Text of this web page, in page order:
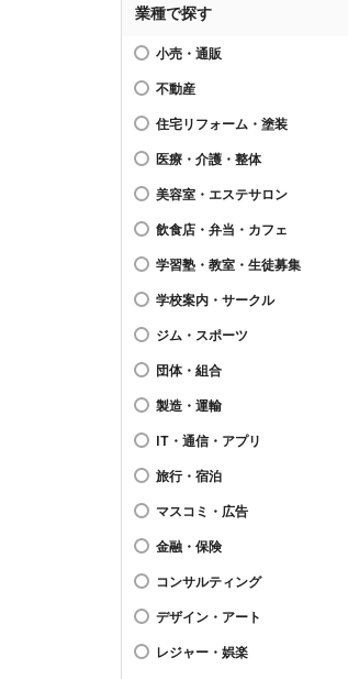
業種で探す
小売・通販
不動産
住宅リフォーム・塗装
医療・介護・整体
美容室・エステサロン
飲食店・弁当・カフェ
学習塾・教室・生徒募集
学校案内・サークル
ジム・スポーツ
団体・組合
製造・運輸
IT・通信・アプリ
旅行・宿泊
マスコミ・広告
金融・保険
コンサルティング
デザイン・アート
レジャー・娯楽